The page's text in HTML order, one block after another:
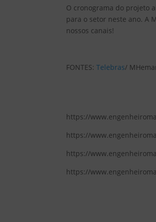
O cronograma do projeto
para o setor neste ano. A
nossos canais!
FONTES:Telebras/
https://
https://
https://
https://